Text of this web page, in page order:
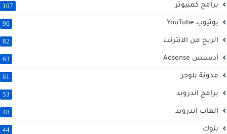
برامج كمبيوتر 107
يوتيوب YouTube 96
الربح من الانترنت 82
أدسنس Adsense 63
مدونة بلوجر 61
برامج اندروبد 53
العاب اندرويد 48
بنوك 44